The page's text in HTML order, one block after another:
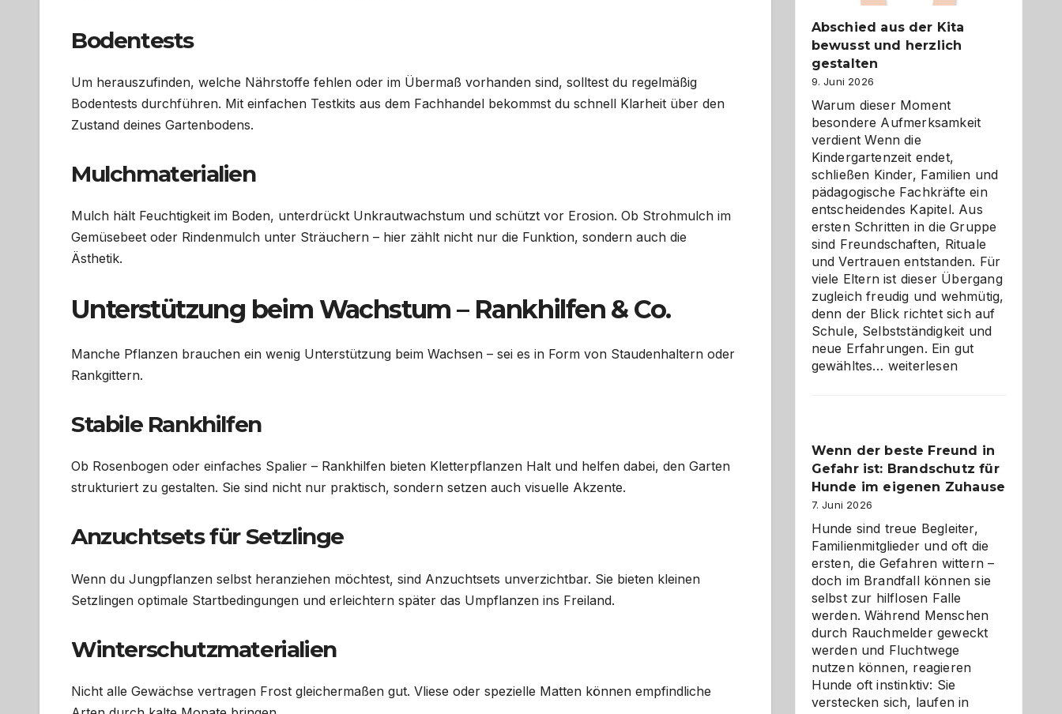
Bodentests
Um herauszufinden, welche Nährstoffe fehlen oder im Übermaß vorhanden sind, solltest du regelmäßig
Bodentests durchführen. Mit einfachen Testkits aus dem Fachhandel bekommst du schnell Klarheit über den
Zustand deines Gartenbodens.
Mulchmaterialien
Mulch hält Feuchtigkeit im Boden, unterdrückt Unkrautwachstum und schützt vor Erosion. Ob Strohmulch im
Gemüsebeet oder Rindenmulch unter Sträuchern – hier zählt nicht nur die Funktion, sondern auch die
Ästhetik.
Unterstützung beim Wachstum – Rankhilfen & Co.
Manche Pflanzen brauchen ein wenig Unterstützung beim Wachsen – sei es in Form von Staudenhaltern oder
Rankgittern.
Stabile Rankhilfen
Ob Rosenbogen oder einfaches Spalier – Rankhilfen bieten Kletterpflanzen Halt und helfen dabei, den Garten
strukturiert zu gestalten. Sie sind nicht nur praktisch, sondern setzen auch visuelle Akzente.
Anzuchtsets für Setzlinge
Wenn du Jungpflanzen selbst heranziehen möchtest, sind Anzuchtsets unverzichtbar. Sie bieten kleinen
Setzlingen optimale Startbedingungen und erleichtern später das Umpflanzen ins Freiland.
Winterschutzmaterialien
Nicht alle Gewächse vertragen Frost gleichermaßen gut. Vliese oder spezielle Matten können empfindliche
Abschied aus der Kita
bewusst und herzlich
gestalten
9. Juni 2026
Warum dieser Moment
besondere Aufmerksamkeit
verdient Wenn die
Kindergartenzeit endet,
schließen Kinder, Familien und
pädagogische Fachkräfte ein
entscheidendes Kapitel. Aus
ersten Schritten in die Gruppe
sind Freundschaften, Rituale
und Vertrauen entstanden. Für
viele Eltern ist dieser Übergang
zugleich freudig und wehmütig,
denn der Blick richtet sich auf
Schule, Selbstständigkeit und
neue Erfahrungen. Ein gut
gewähltes… Abschied
und
herzlich
gestalten
weiterlesen
Wenn der beste Freund in
Gefahr ist: Brandschutz für
Hunde im eigenen Zuhause
7. Juni 2026
Hunde sind treue Begleiter,
Familienmitglieder und oft die
ersten, die Gefahren wittern –
doch im Brandfall können sie
selbst zur hilflosen Falle
werden. Während Menschen
durch Rauchmelder geweckt
werden und Fluchtwege
nutzen können, reagieren
Hunde oft instinktiv: Sie
verstecken sich, laufen in